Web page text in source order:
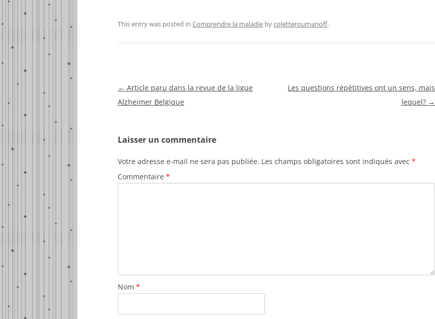
This entry was posted in Comprendre la maladie bycoletteroumanoff.
Navigation
des
← Article paru dans la revue de la ligue
Alzheimer Belgique
Les questions répétitives ont un sens, mais
lequel? →
Laisser un commentaire
Votre adresse e-mail ne sera pas publiée. Les champs obligatoires sont indiqués avec *
Commentaire *
Nom *